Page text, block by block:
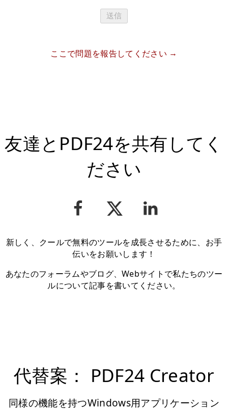
送信
ここで問題を報告してください
友達とPDF24を共有してく
ださい
新しく、クールで無料のツールを成長させるために、お手
伝いをお願いします！
あなたのフォーラムやブログ、Webサイトで私たちのツー
ルについて記事を書いてください。
代替案： PDF24 Creator
同様の機能を持つWindows用アプリケーション